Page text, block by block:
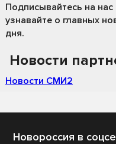
Подписывайтесь на нас
узнавайте о главных
дня.
Новости
Новости СМИ2
Новороссия в